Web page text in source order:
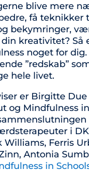
blive mere
få teknikker
bekymringer,
kreativitet? Så
noget for dig.
”redskab”
hele livet.
er Birgitte
og Mindfulness
i
Williams, Ferris
Antonia
in